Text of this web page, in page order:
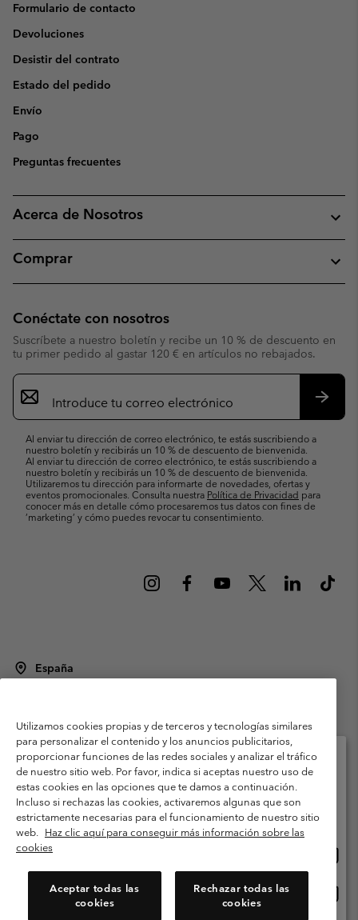
Formulario de contacto
Devoluciones
Desistir del contrato
Estado del pedido
Envío
Pago
Preguntas frecuentes
Acerca de Nosotros
Comprar
Conéctate con nosotros
Suscríbete a nuestro boletín y recibe un 10 % de descuento en
tu primer pedido al gastar 120 € en artículos no rebajados.
Suscripción
de
correo
Al enviar tu dirección de correo electrónico, te estás suscribiendo a
nuestro boletín y recibirás un 10 % de descuento de bienvenida.
Al enviar tu dirección de correo electrónico, te estás suscribiendo a
nuestro boletín y recibirás un 10 % de descuento de bienvenida.
Utilizaremos tu dirección para informarte de novedades, ofertas y
eventos promocionales. Consulta nuestra Política de Privacidad para
conocer más en detalle cómo procesaremos tus datos con fines de
’marketing’ y cómo puedes revocar tu consentimiento.
España
Condiciones de uso
Terminos de Venta
Garantía
Política de Privacidad
Términos y condiciones del programa de miembros
Términos De Uso Del Contenido Generado Por Los Usuarios
Impressum
Cookies Public CBCR
Utilizamos cookies propias y de terceros y tecnologías similares
para personalizar el contenido y los anuncios publicitarios,
proporcionar funciones de las redes sociales y analizar el tráfico
de nuestro sitio web. Por favor, indica si aceptas nuestro uso de
estas cookies en las opciones que te damos a continuación.
Incluso si rechazas las cookies, activaremos algunas que son
estrictamente necesarias para el funcionamiento de nuestro sitio
web. Haz clic aquí para conseguir más información sobre las
cookies
Aceptar todas las
cookies
Rechazar todas las
cookies
Selecciona tu país e idioma envío
Compras en línea disponibles
línea
España